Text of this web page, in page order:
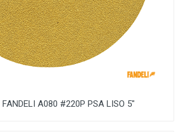
FANDELI A080 #220P PSA LISO 5"